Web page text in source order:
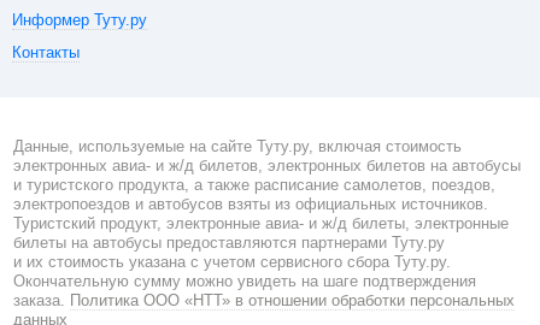
Информер Туту.ру
Контакты
Данные, используемые на сайте Туту.ру, включая стоимость
электронных авиа- и ж/д билетов, электронных билетов на автобусы
и туристского продукта, а также расписание самолетов, поездов,
электропоездов и автобусов взяты из официальных источников.
Туристский продукт, электронные авиа- и ж/д билеты, электронные
билеты на автобусы предоставляются партнерами Туту.ру
и их стоимость указана с учетом сервисного сбора Туту.ру.
Окончательную сумму можно увидеть на шаге подтверждения
заказа. Политика ООО «НТТ» в отношении обработки персональных
данных